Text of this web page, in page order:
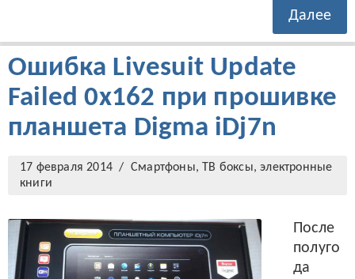
Далее
Ошибка Livesuit Update
Failed 0x162 при прошивке
планшета Digma iDj7n
17 февраля 2014 / Смартфоны, ТВ боксы, электронные
книги
После
полуго
да